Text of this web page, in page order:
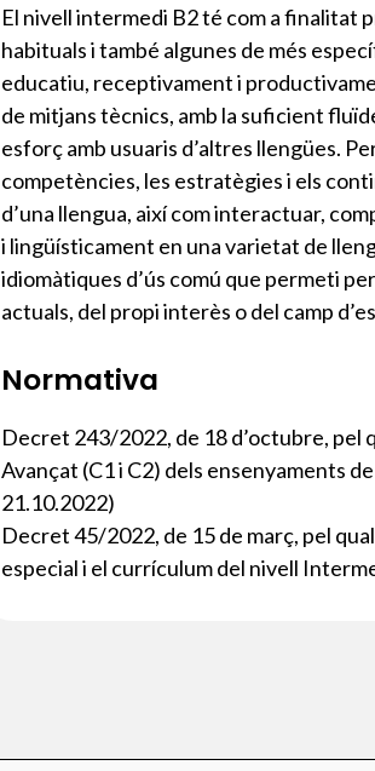
El nivell intermedi B2 té com a finalitat
habituals i també algunes de més
educatiu, receptivament i
de mitjans tècnics, amb la suficient
esforç amb usuaris d’altres llengües.
competències, les estratègies i els
d’una llengua, així com interactuar,
i lingüísticament en una varietat de
idiomàtiques d’ús comú que permeti
actuals, del propi interès o del camp
Normativa
Decret 243/2022, de 18 d’octubre, pel
Avançat (C1 i C2) dels ensenyaments
21.10.2022)
Decret 45/2022, de 15 de març, pel
especial i el currículum del nivell